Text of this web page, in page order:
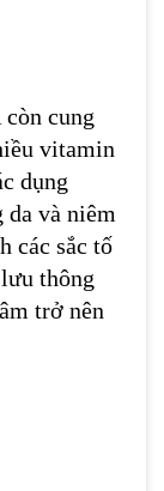
cung
vitamin
dụng
da và niêm
các sắc tố
thông
trở nên